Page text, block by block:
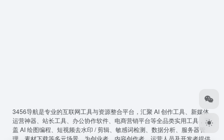
3456导航是专业的互联网工具与资源整合平台，汇聚 AI 创作工具、新媒体
运营神器、站长工具、办公协作软件、电商营销平台等全品类实用工具，覆
盖 AI 绘图编程、短视频去水印 / 剪辑、敏感词检测、数据分析、服务器管
理、素材下载等多元场景，为创业者、内容创作者、运营人员及开发者提供